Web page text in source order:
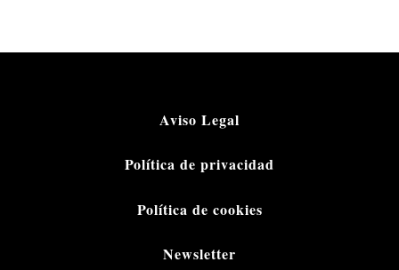
Aviso Legal
Política de privacidad
Política de cookies
Newsletter